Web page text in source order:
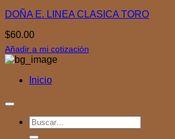
DOÑA E. LINEA CLASICA TORO
$60.00
Añadir a mi cotización
Inicio
Buscar
por: